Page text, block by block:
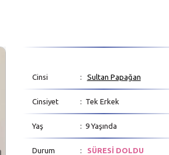
Cinsi : Sultan Papağan
Cinsiyet : Tek Erkek
Yaş : 9 Yaşında
Durum : SÜRESİ DOLDU